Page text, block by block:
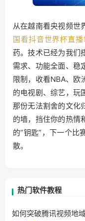
从在越南看央视频世
国看抖音世界杯直播
药。技术已经为我们
需求、功能全面、稳
限制，收看NBA、欧
的电视剧、综艺，玩
那份无法割舍的文化
的墙，挡住你的热情
的“钥匙”，下一个比
散。
热门软件教程
如何突破腾讯视频地